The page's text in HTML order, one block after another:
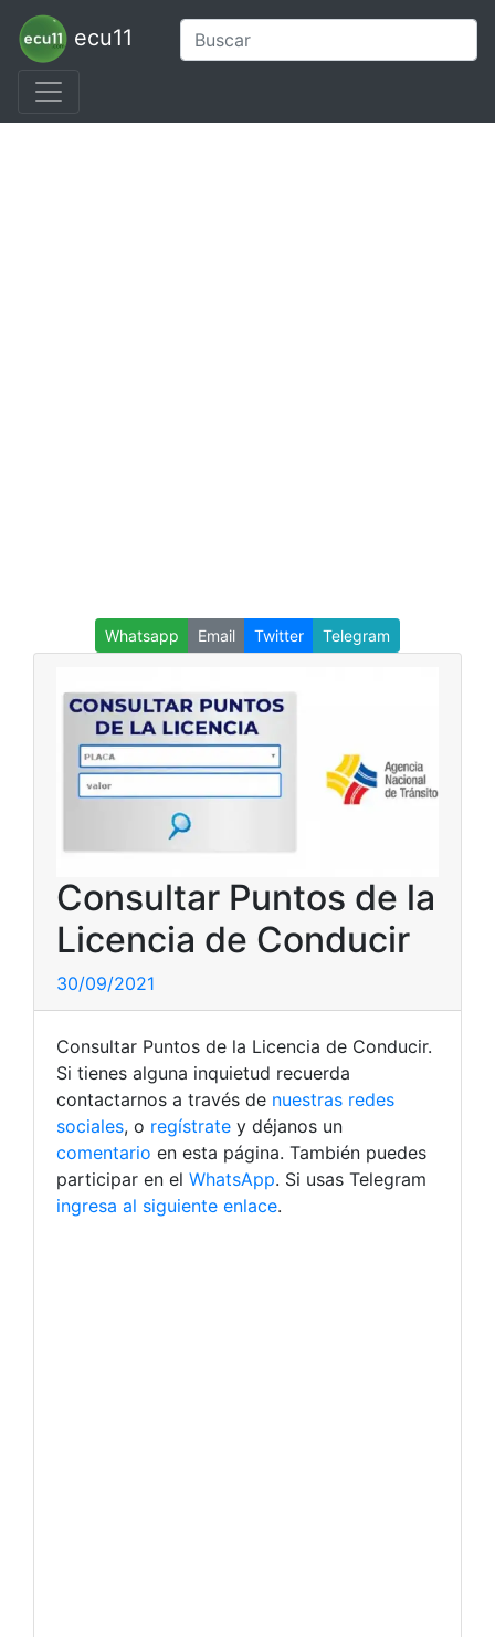
ecu11
Whatsapp Email Twitter Telegram
Consultar Puntos de la
Licencia de Conducir
30/09/2021
Consultar Puntos de la Licencia de Conducir.
Si tienes alguna inquietud recuerda
contactarnos a través de nuestras redes
sociales, o regístrate y déjanos un
comentario en esta página. También puedes
participar en el WhatsApp. Si usas Telegram
ingresa al siguiente enlace.